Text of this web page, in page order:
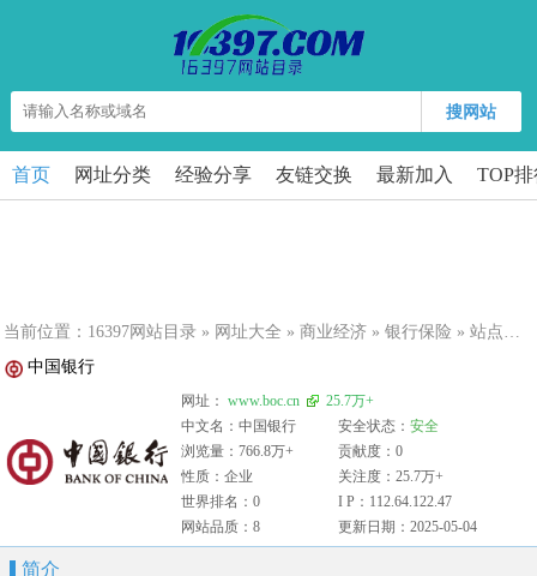
搜网站
首页 网址分类 经验分享 友链交换 最新加入 TOP
当前位置： 16397网站目录 » 网址大全 » 商业经济 » 银行保险 » 站点详细
中国银行
网址： www.boc.cn
25.7万+
中文名：中国银行
安全状态：安全
浏览量：766.8万+
贡献度：0
性质：企业
关注度：25.7万+
世界排名：0
I P：112.64.122.47
网站品质：8
更新日期：2025-05-04
简介